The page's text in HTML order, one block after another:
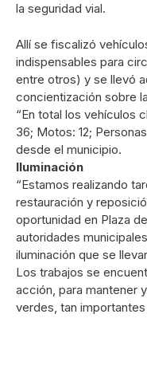
la seguridad vial.
Allí se fiscalizó
indispensables para
entre otros) y se llevó
concientización sobre
“En total los vehículos
36; Motos: 12;
desde el municipio.
Iluminación
“Estamos realizando
restauración y
oportunidad en Plaza
autoridades
iluminación que se
Los trabajos se
acción, para mantener
verdes, tan